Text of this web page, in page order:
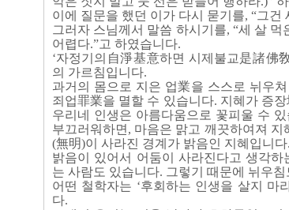
이에 질문을 했던 이가 다시 묻기를, “그
그러자 스님께서 말씀 하시기를, “세 살
어렵다.”고 하였습니다.
‘자정기의自淨基意하면 시제불교是諸佛
의 가르침입니다.
과거의 몸으로 지은 업業을 스스로 뉘우
죄업罪業을 멸할 수 있습니다. 지혜가 증
우리네 인생은 아름다움으로 꽃피울 수
부끄러워하면, 마음은 맑고 깨끗하여져
(無明)이 사라진 경계가 밝음인 지혜입니다.
밝음이 있어서 어둠이 사라진다고 생각
는 사람도 있습니다. 그렇기 때문에 뉘우
어떤 철학자는 ‘후회하는 인생을 살지 마
다.